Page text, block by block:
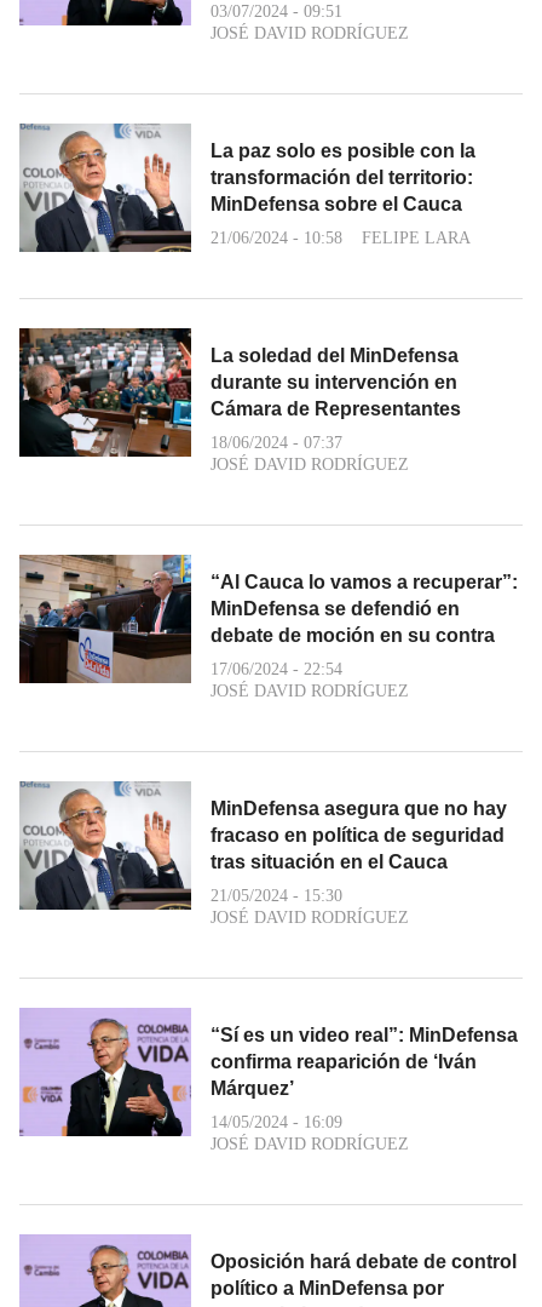
03/07/2024 - 09:51
JOSÉ DAVID RODRÍGUEZ
La paz solo es posible con la
transformación del territorio:
MinDefensa sobre el Cauca
21/06/2024 - 10:58 FELIPE LARA
La soledad del MinDefensa
durante su intervención en
Cámara de Representantes
18/06/2024 - 07:37
JOSÉ DAVID RODRÍGUEZ
“Al Cauca lo vamos a recuperar”:
MinDefensa se defendió en
debate de moción en su contra
17/06/2024 - 22:54
JOSÉ DAVID RODRÍGUEZ
MinDefensa asegura que no hay
fracaso en política de seguridad
tras situación en el Cauca
21/05/2024 - 15:30
JOSÉ DAVID RODRÍGUEZ
“Sí es un video real”: MinDefensa
confirma reaparición de ‘Iván
Márquez’
14/05/2024 - 16:09
JOSÉ DAVID RODRÍGUEZ
Oposición hará debate de control
político a MinDefensa por